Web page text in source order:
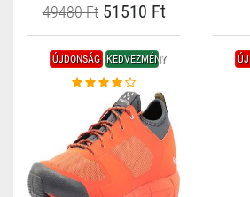
49480 Ft51510 Ft
ÚJDONSÁG KEDVEZMÉNY